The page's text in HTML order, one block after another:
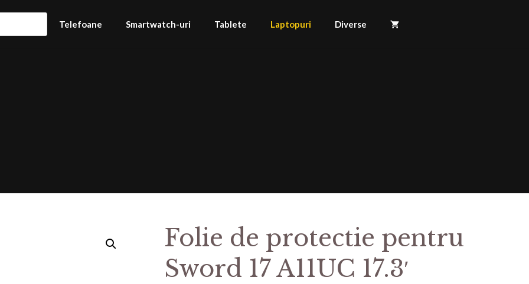
Telefoane Smartwatch-uri Tablete Laptopuri Diverse
Folie de protectie pentru
Sword 17 A11UC 17.3′